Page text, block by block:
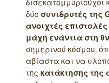
δύο συνιδρυτές της
ανοιχτές
μάχη ενάντια στη
σημερινού κόσμου,
αβίαστα και να
της κατάκτησης της